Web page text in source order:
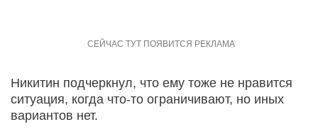
Никитин подчеркнул, что ему тоже не нравится
ситуация, когда что-то ограничивают, но иных
вариантов нет.